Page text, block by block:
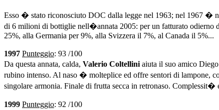
Esso � stato riconosciuto DOC dalla legge nel 1963; nel 1967 �
di 6 milioni di bottiglie nell�annata 2005: per un fatturato
25%, alla Germania per 9%, alla Svizzera il 7%, al Canada il 5%...
1997 Punteggio: 93 /100
Da questa annata, calda, Valerio Coltellini aiuta il suo amico
rubino intenso. Al naso � molteplice ed offre sentori di lampone,
singolare armonia. Finale di frutta secca in retronaso. Complessit�
1999 Punteggio: 92 /100